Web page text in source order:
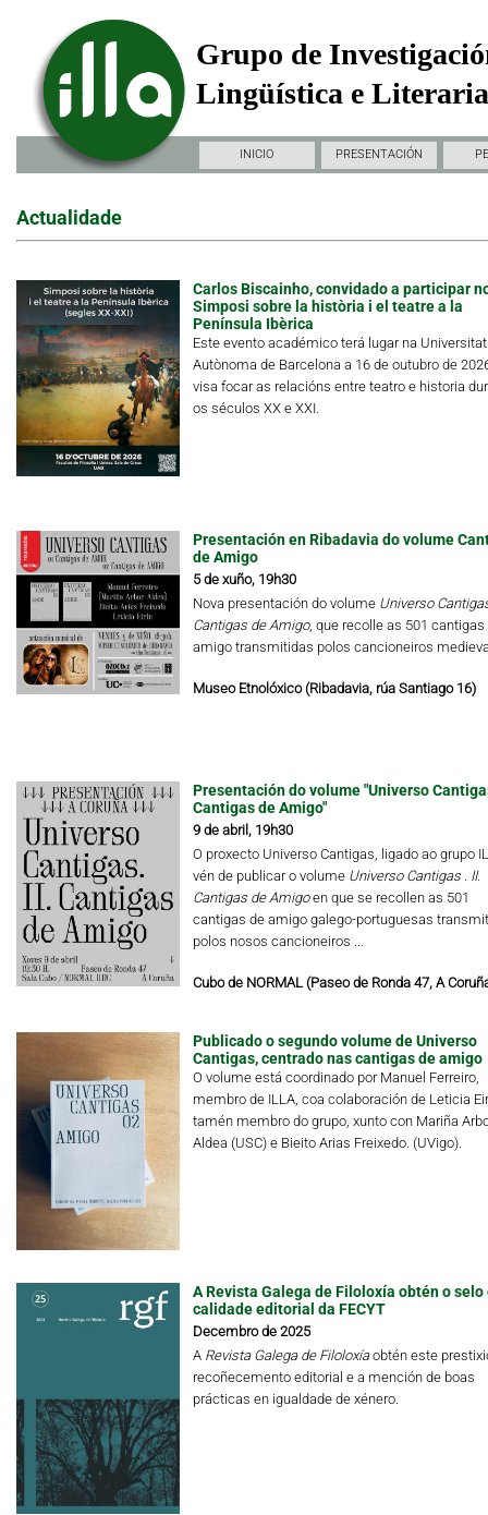
Grupo de
Lingüística e
INICIO PRESENTACIÓN
Actualidade
Carlos Biscainho, convidado a participar
Simposi sobre la història i el teatre a la
Península Ibèrica
Este evento académico terá lugar na Universitat
Autònoma de Barcelona a 16 de outubro de
visa focar as relacións entre teatro e historia
os séculos XX e XXI.
Presentación en Ribadavia do volume
de Amigo
5 de xuño, 19h30
Nova presentación do volume Universo
Cantigas de Amigo, que recolle as 501 cantigas
amigo transmitidas polos cancioneiros
Museo Etnolóxico (Ribadavia, rúa Santiago 16)
Presentación do volume "Universo
Cantigas de Amigo"
9 de abril, 19h30
O proxecto Universo Cantigas, ligado ao grupo
vén de publicar o volume Universo Cantigas . II.
Cantigas de Amigoen que se recollen as 501
cantigas de amigo galego-portuguesas
polos nosos cancioneiros ...
Cubo de NORMAL (Paseo de Ronda 47, A
Publicado o segundo volume de Universo
Cantigas, centrado nas cantigas de amigo
O volume está coordinado por Manuel Ferreiro,
membro de ILLA, coa colaboración de Leticia
tamén membro do grupo, xunto con Mariña
Aldea (USC) e Bieito Arias Freixedo. (UVigo).
A Revista Galega de Filoloxía obtén o selo
calidade editorial da FECYT
Decembro de 2025
A Revista Galega de Filoloxíaobtén este
recoñecemento editorial e a mención de boas
prácticas en igualdade de xénero.